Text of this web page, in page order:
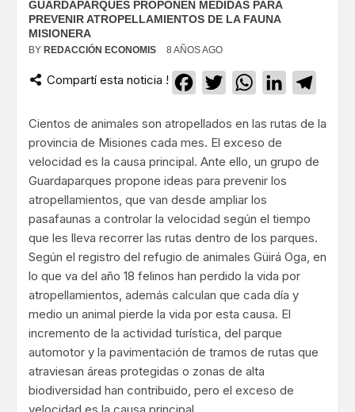
GUARDAPARQUES PROPONEN MEDIDAS PARA
PREVENIR ATROPELLAMIENTOS DE LA FAUNA
MISIONERA
BY REDACCIÓN ECONOMIS 8 AÑOS AGO
Compartí esta noticia ! Facebook
TwitterWhatsApp
LinkedIn
Cientos de animales son atropellados en las rutas de la
provincia de Misiones cada mes. El exceso de
velocidad es la causa principal. Ante ello, un grupo de
Guardaparques propone ideas para prevenir los
atropellamientos, que van desde ampliar los
pasafaunas a controlar la velocidad según el tiempo
que les lleva recorrer las rutas dentro de los parques.
Según el registro del refugio de animales Güirá Oga, en
lo que va del año 18 felinos han perdido la vida por
atropellamientos, además calculan que cada día y
medio un animal pierde la vida por esta causa. El
incremento de la actividad turística, del parque
automotor y la pavimentación de tramos de rutas que
atraviesan áreas protegidas o zonas de alta
biodiversidad han contribuido, pero el exceso de